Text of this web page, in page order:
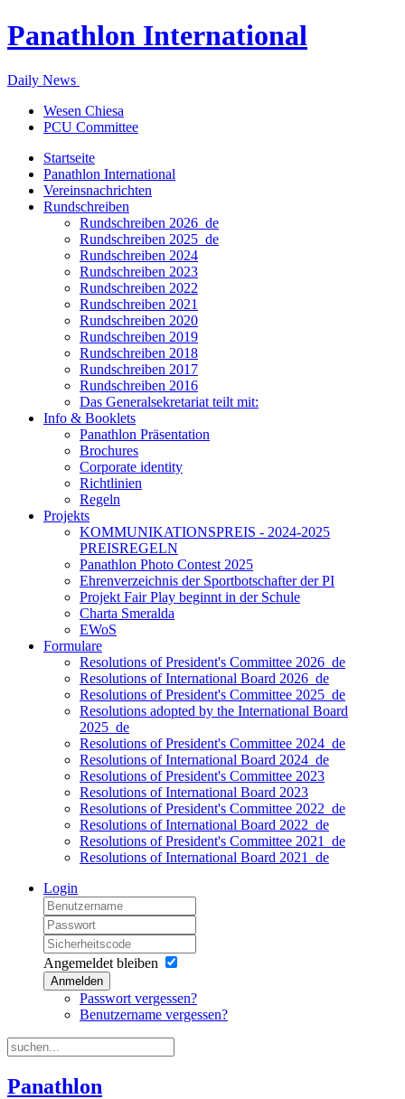
Panathlon International
Daily News
Wesen Chiesa
PCU Committee
Startseite
Panathlon International
Vereinsnachrichten
Rundschreiben
Rundschreiben 2026_de
Rundschreiben 2025_de
Rundschreiben 2024
Rundschreiben 2023
Rundschreiben 2022
Rundschreiben 2021
Rundschreiben 2020
Rundschreiben 2019
Rundschreiben 2018
Rundschreiben 2017
Rundschreiben 2016
Das Generalsekretariat teilt mit:
Info & Booklets
Panathlon Präsentation
Brochures
Corporate identity
Richtlinien
Regeln
Projekts
KOMMUNIKATIONSPREIS - 2024-2025
PREISREGELN
Panathlon Photo Contest 2025
Ehrenverzeichnis der Sportbotschafter der PI
Projekt Fair Play beginnt in der Schule
Charta Smeralda
EWoS
Formulare
Resolutions of President's Committee 2026_de
Resolutions of International Board 2026_de
Resolutions of President's Committee 2025_de
Resolutions adopted by the International Board
2025_de
Resolutions of President's Committee 2024_de
Resolutions of International Board 2024_de
Resolutions of President's Committee 2023
Resolutions of International Board 2023
Resolutions of President's Committee 2022_de
Resolutions of International Board 2022_de
Resolutions of President's Committee 2021_de
Resolutions of International Board 2021_de
Login
Angemeldet bleiben
Anmelden
Passwort vergessen?
Benutzername vergessen?
Panathlon